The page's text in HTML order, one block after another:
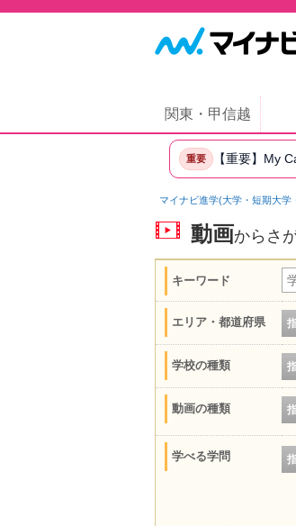
関東・甲信越
重要 【重要】My
マイナビ進学(大学・短期大学
動画からさ
キーワード
エリア・都道府県
学校の種類
動画の種類
学べる学問